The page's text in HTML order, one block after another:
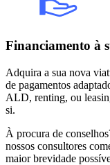
Financiamento à
Adquira a sua nova
de pagamentos
ALD, renting, ou
si.
À procura de
nossos consultores
maior brevidade